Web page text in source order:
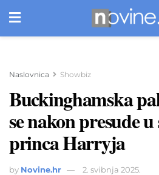
Naslovnica Showbiz
Buckinghamska
se nakon presude
princa Harryja
by Novine.hr 2. svibnja 2025.